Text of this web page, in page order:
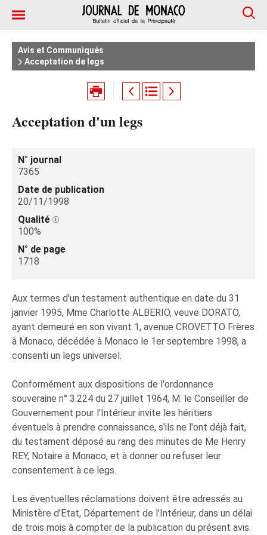
Avis et Communiqués
Acceptation de legs
Acceptation d'un legs
N° journal
7365
Date de publication
20/11/1998
Qualité
100%
N° de page
1718
Aux termes d'un testament authentique en date du 31
janvier 1995, Mme Charlotte ALBERIO, veuve DORATO,
ayant demeuré en son vivant 1, avenue CROVETTO Frères
à Monaco, décédée à Monaco le 1er septembre 1998, a
consenti un legs universel.
Conformément aux dispositions de l'ordonnance
souveraine n° 3.224 du 27 juillet 1964, M. le Conseiller de
Gouvernement pour l'Intérieur invite les héritiers
éventuels à prendre connaissance, s'ils ne l'ont déjà fait,
du testament déposé au rang des minutes de Me Henry
REY, Notaire à Monaco, et à donner ou refuser leur
consentement à ce legs.
Les éventuelles réclamations doivent être adressés au
Ministère d'Etat, Département de l'Intérieur, dans un délai
de trois mois à compter de la publication du présent avis.